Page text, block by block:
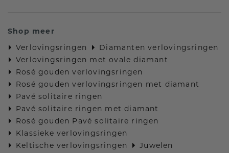
Shop meer
Verlovingsringen
Diamanten verlovingsringen
Verlovingsringen met ovale diamant
Rosé gouden verlovingsringen
Rosé gouden verlovingsringen met diamant
Pavé solitaire ringen
Pavé solitaire ringen met diamant
Rosé gouden Pavé solitaire ringen
Klassieke verlovingsringen
Keltische verlovingsringen
Juwelen